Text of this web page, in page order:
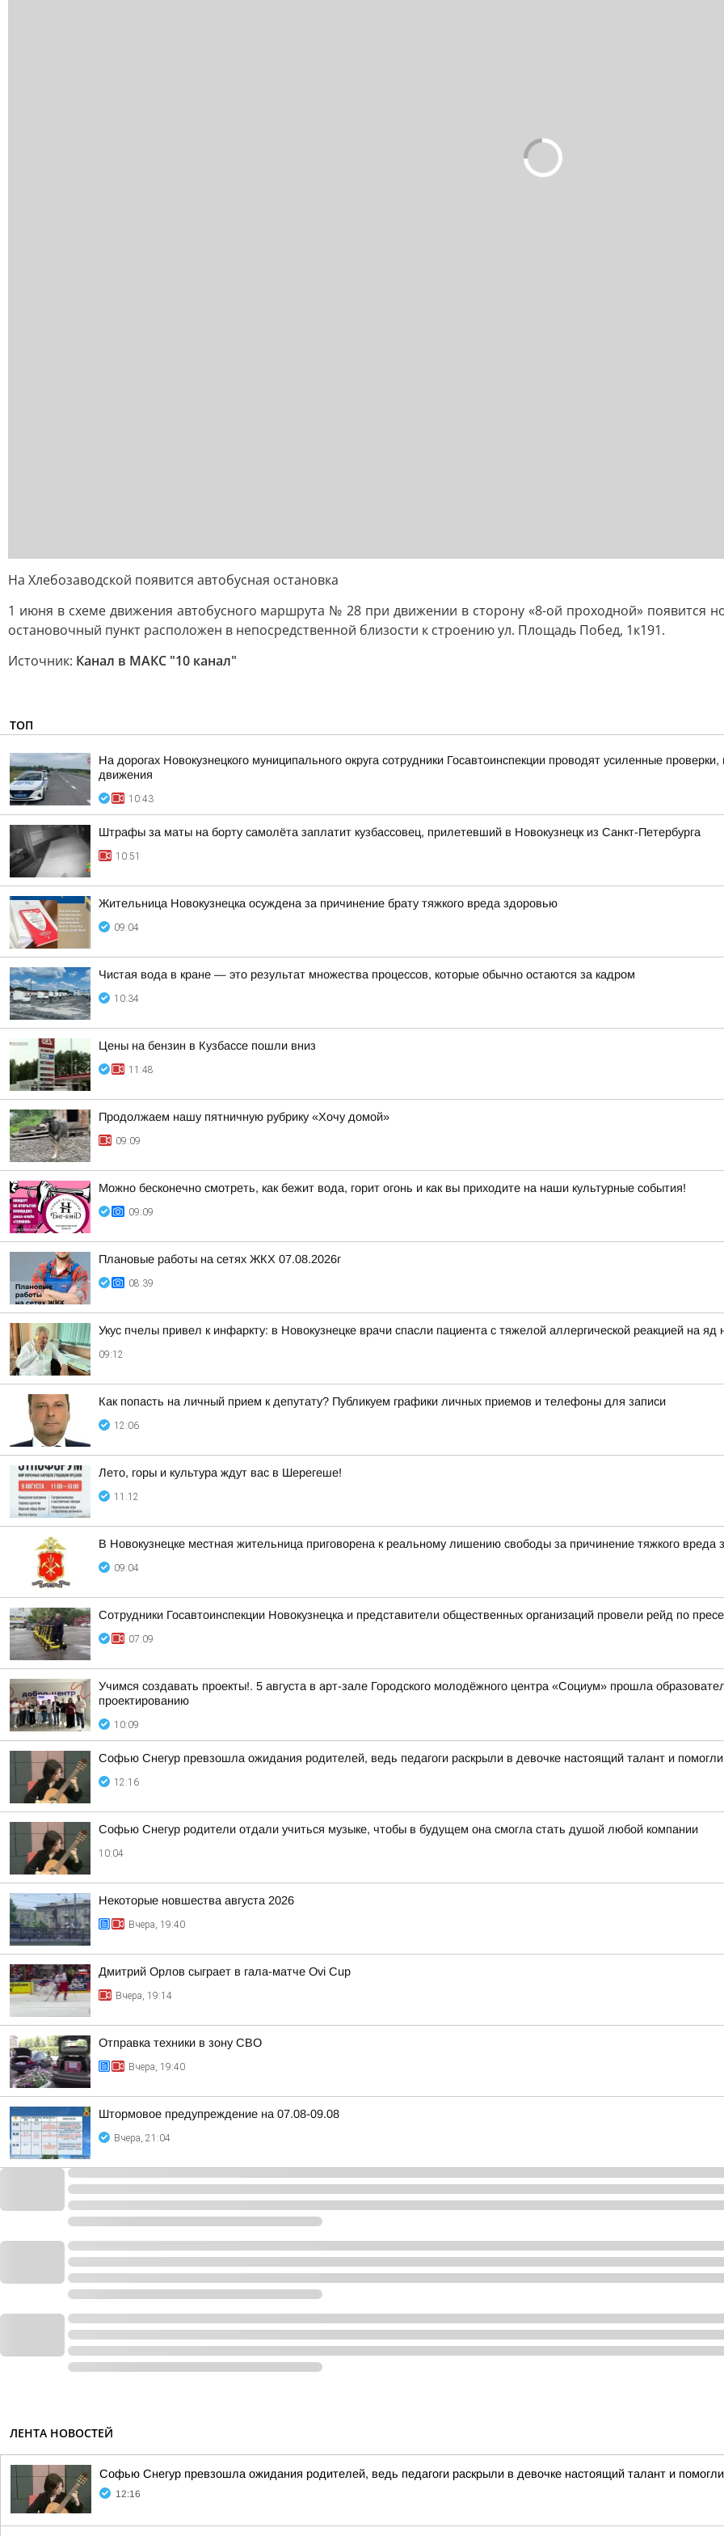
На Хлебозаводской появится автобусная остановка
1 июня в схеме движения автобусного маршрута № 28 при движении в сторону «8-ой проходной» появится
остановочный пункт расположен в непосредственной близости к строению ул. Площадь Побед, 1к191.
Источник: Канал в МАКС "10 канал"
ТОП
На дорогах Новокузнецкого муниципального округа сотрудники Госавтоинспекции проводят усиленные
движения
10:43
Штрафы за маты на борту самолёта заплатит кузбассовец, прилетевший в Новокузнецк из Санкт-Петербурга
10:51
Жительница Новокузнецка осуждена за причинение брату тяжкого вреда здоровью
09:04
Чистая вода в кране — это результат множества процессов, которые обычно остаются за кадром
10:34
Цены на бензин в Кузбассе пошли вниз
11:48
Продолжаем нашу пятничную рубрику «Хочу домой»
09:09
Можно бесконечно смотреть, как бежит вода, горит огонь и как вы приходите на наши культурные события!
09:09
Плановые работы на сетях ЖКХ 07.08.2026г
08:39
Укус пчелы привел к инфаркту: в Новокузнецке врачи спасли пациента с тяжелой аллергической реакцией на яд
09:12
Как попасть на личный прием к депутату? Публикуем графики личных приемов и телефоны для записи
12:06
Лето, горы и культура ждут вас в Шерегеше!
11:12
В Новокузнецке местная жительница приговорена к реальному лишению свободы за причинение тяжкого вреда
09:04
Сотрудники Госавтоинспекции Новокузнецка и представители общественных организаций провели рейд по
07:09
Учимся создавать проекты!. 5 августа в арт-зале Городского молодёжного центра «Социум» прошла
проектированию
10:09
Софью Снегур превзошла ожидания родителей, ведь педагоги раскрыли в девочке настоящий талант и
12:16
Софью Снегур родители отдали учиться музыке, чтобы в будущем она смогла стать душой любой компании
10:04
Некоторые новшества августа 2026
Вчера, 19:40
Дмитрий Орлов сыграет в гала-матче Ovi Cup
Вчера, 19:14
Отправка техники в зону СВО
Вчера, 19:40
Штормовое предупреждение на 07.08-09.08
Вчера, 21:04
ЛЕНТА НОВОСТЕЙ
Софью Снегур превзошла ожидания родителей, ведь педагоги раскрыли в девочке настоящий талант и
12:16